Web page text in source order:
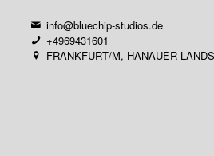
info@bluechip-studios.de
+4969431601
FRANKFURT/M, HANAUER